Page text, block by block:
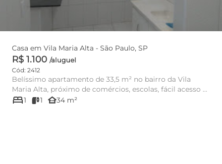
Casa em Vila Maria Alta - São Paulo, SP
R$ 1.100 /aluguel
Cód: 2412
Belíssimo apartamento de 33,5 m² no bairro da Vila
Maria Alta, próximo de comércios, escolas, fácil acesso a
linha de ô...
bed1 1 other_houses34 m²